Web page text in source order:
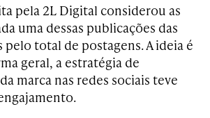
pela 2L Digital considerou as
uma dessas publicações das
pelo total de postagens. A ideia é
geral, a estratégia de
marca nas redes sociais teve